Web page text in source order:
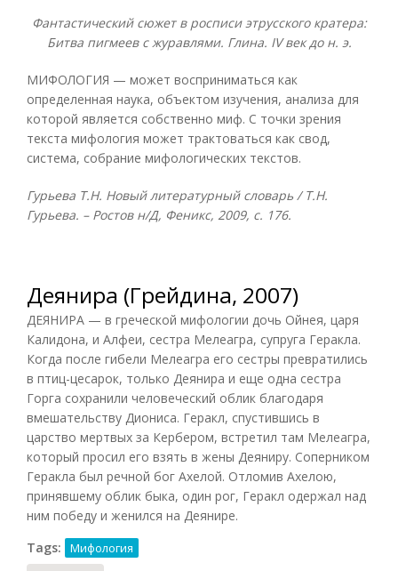
Фантастический сюжет в росписи этрусского кратера:
Битва пигмеев с журавлями. Глина. IV век до н. э.
МИФОЛОГИЯ — может восприниматься как
определенная наука, объектом изучения, анализа для
которой является собственно миф. С точки зрения
текста мифология может трактоваться как свод,
система, собрание мифологических текстов.
Гурьева Т.Н. Новый литературный словарь / Т.Н.
Гурьева. – Ростов н/Д, Феникс, 2009, с. 176.
Деянира (Грейдина, 2007)
ДЕЯНИРА — в греческой мифологии дочь Ойнея, царя
Калидона, и Алфеи, сестра Мелеагра, супруга Геракла.
Когда после гибели Мелеагра его сестры превратились
в птиц-цесарок, только Деянира и еще одна сестра
Горга сохранили человеческий облик благодаря
вмешательству Диониса. Геракл, спустившись в
царство мертвых за Кербером, встретил там Мелеагра,
который просил его взять в жены Деяниру. Соперником
Геракла был речной бог Ахелой. Отломив Ахелою,
принявшему облик быка, один рог, Геракл одержал над
ним победу и женился на Деянире.
Tags:
Мифология